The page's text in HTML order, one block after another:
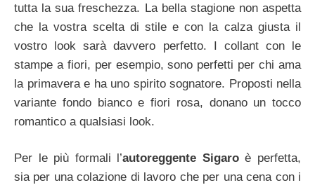
tutta la sua freschezza. La bella stagione non aspetta
che la vostra scelta di stile e con la calza giusta il
vostro look sarà davvero perfetto. I collant con le
stampe a fiori, per esempio, sono perfetti per chi ama
la primavera e ha uno spirito sognatore. Proposti nella
variante fondo bianco e fiori rosa, donano un tocco
romantico a qualsiasi look.
Per le più formali l’autoreggente Sigaroè perfetta,
sia per una colazione di lavoro che per una cena con i